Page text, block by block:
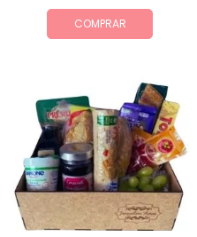
COMPRAR